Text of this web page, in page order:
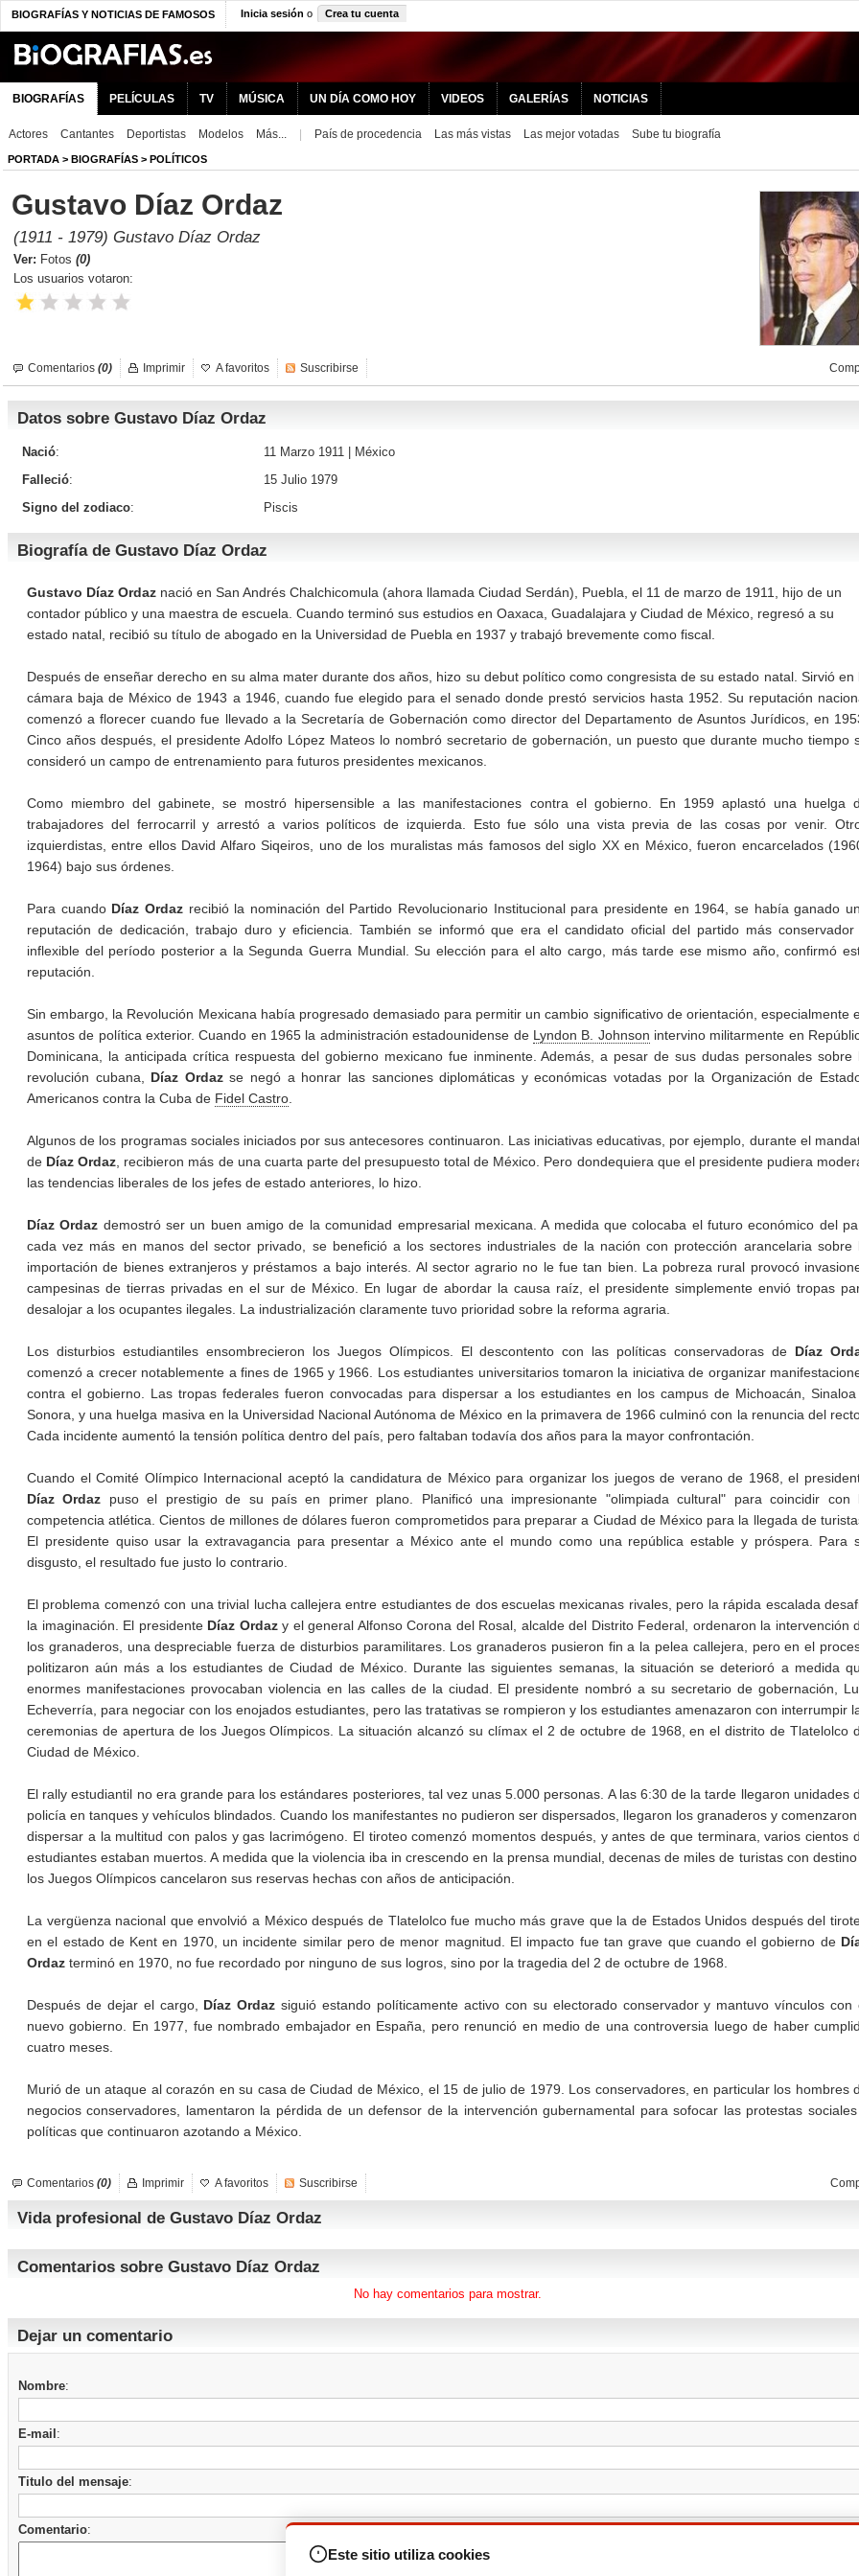
BIOGRAFÍAS Y NOTICIAS DE FAMOSOS Inicia sesión o Crea tu cuenta
BIOGRAFÍAS PELÍCULAS TV MÚSICA UN DÍA COMO HOY VIDEOS GALERÍAS NOTICIAS
Actores Cantantes Deportistas Modelos Más... País de procedencia Las más vistas Las mejor votadas Sube tu biografía
PORTADA > BIOGRAFÍAS > POLÍTICOS
Gustavo Díaz Ordaz
(1911 - 1979) Gustavo Díaz Ordaz
Ver: Fotos (0)
Los usuarios votaron:
Comentarios (0) Imprimir A favoritos Suscribirse
Datos sobre Gustavo Díaz Ordaz
Nació: 11 Marzo 1911 |
México
Falleció:
15 Julio 1979
Signo del zodiaco: Piscis
Biografía de Gustavo Díaz Ordaz
Gustavo Díaz Ordaz nació en San Andrés Chalchicomula (ahora llamada Ciudad Serdán), Puebla, el 11 de marzo de 1911, hijo de un
contador público y una maestra de escuela. Cuando terminó sus estudios en Oaxaca, Guadalajara y Ciudad de México, regresó a su
estado natal, recibió su título de abogado en la Universidad de Puebla en 1937 y trabajó brevemente como fiscal.
Después de enseñar derecho en su alma mater durante dos años, hizo su debut político como congresista de su estado natal. Sirvió en
cámara baja de México de 1943 a 1946, cuando fue elegido para el senado donde prestó servicios hasta 1952. Su reputación
comenzó a florecer cuando fue llevado a la Secretaría de Gobernación como director del Departamento de Asuntos Jurídicos, en
Cinco años después, el presidente Adolfo López Mateos lo nombró secretario de gobernación, un puesto que durante mucho tiempo
consideró un campo de entrenamiento para futuros presidentes mexicanos.
Como miembro del gabinete, se mostró hipersensible a las manifestaciones contra el gobierno. En 1959 aplastó una huelga
trabajadores del ferrocarril y arrestó a varios políticos de izquierda. Esto fue sólo una vista previa de las cosas por venir.
izquierdistas, entre ellos David Alfaro Siqeiros, uno de los muralistas más famosos del siglo XX en México, fueron encarcelados
1964) bajo sus órdenes.
Para cuando Díaz Ordaz recibió la nominación del Partido Revolucionario Institucional para presidente en 1964, se había ganado
reputación de dedicación, trabajo duro y eficiencia. También se informó que era el candidato oficial del partido más conservador
inflexible del período posterior a la Segunda Guerra Mundial. Su elección para el alto cargo, más tarde ese mismo año, confirmó
reputación.
Sin embargo, la Revolución Mexicana había progresado demasiado para permitir un cambio significativo de orientación, especialmente
asuntos de política exterior. Cuando en 1965 la administración estadounidense de Lyndon B. Johnson intervino militarmente en
Dominicana, la anticipada crítica respuesta del gobierno mexicano fue inminente. Además, a pesar de sus dudas personales sobre
revolución cubana, Díaz Ordazse negó a honrar las sanciones diplomáticas y económicas votadas por la Organización de
Americanos contra la Cuba de Fidel Castro
Algunos de los programas sociales iniciados por sus antecesores continuaron. Las iniciativas educativas, por ejemplo, durante el
de Díaz Ordaz , recibieron más de una cuarta parte del presupuesto total de México. Pero dondequiera que el presidente pudiera
las tendencias liberales de los jefes de estado anteriores, lo hizo.
Díaz Ordaz demostró ser un buen amigo de la comunidad empresarial mexicana. A medida que colocaba el futuro económico del
cada vez más en manos del sector privado, se benefició a los sectores industriales de la nación con protección arancelaria sobre
importación de bienes extranjeros y préstamos a bajo interés. Al sector agrario no le fue tan bien. La pobreza rural provocó
campesinas de tierras privadas en el sur de México. En lugar de abordar la causa raíz, el presidente simplemente envió tropas
desalojar a los ocupantes ilegales. La industrialización claramente tuvo prioridad sobre la reforma agraria.
Los disturbios estudiantiles ensombrecieron los Juegos Olímpicos. El descontento con las políticas conservadoras de Díaz
comenzó a crecer notablemente a fines de 1965 y 1966. Los estudiantes universitarios tomaron la iniciativa de organizar
contra el gobierno. Las tropas federales fueron convocadas para dispersar a los estudiantes en los campus de Michoacán,
Sonora, y una huelga masiva en la Universidad Nacional Autónoma de México en la primavera de 1966 culminó con la renuncia del
Cada incidente aumentó la tensión política dentro del país, pero faltaban todavía dos años para la mayor confrontación.
Cuando el Comité Olímpico Internacional aceptó la candidatura de México para organizar los juegos de verano de 1968, el
Díaz Ordaz puso el prestigio de su país en primer plano. Planificó una impresionante "olimpiada cultural" para coincidir con
competencia atlética. Cientos de millones de dólares fueron comprometidos para preparar a Ciudad de México para la llegada de
El presidente quiso usar la extravagancia para presentar a México ante el mundo como una república estable y próspera. Para
disgusto, el resultado fue justo lo contrario.
El problema comenzó con una trivial lucha callejera entre estudiantes de dos escuelas mexicanas rivales, pero la rápida escalada
la imaginación. El presidente Díaz Ordaz y el general Alfonso Corona del Rosal, alcalde del Distrito Federal, ordenaron la intervención
los granaderos, una despreciable fuerza de disturbios paramilitares. Los granaderos pusieron fin a la pelea callejera, pero en el
politizaron aún más a los estudiantes de Ciudad de México. Durante las siguientes semanas, la situación se deterioró a medida
enormes manifestaciones provocaban violencia en las calles de la ciudad. El presidente nombró a su secretario de gobernación,
Echeverría, para negociar con los enojados estudiantes, pero las tratativas se rompieron y los estudiantes amenazaron con interrumpir
ceremonias de apertura de los Juegos Olímpicos. La situación alcanzó su clímax el 2 de octubre de 1968, en el distrito de Tlatelolco
Ciudad de México.
El rally estudiantil no era grande para los estándares posteriores, tal vez unas 5.000 personas. A las 6:30 de la tarde llegaron unidades
policía en tanques y vehículos blindados. Cuando los manifestantes no pudieron ser dispersados, llegaron los granaderos y comenzaron
dispersar a la multitud con palos y gas lacrimógeno. El tiroteo comenzó momentos después, y antes de que terminara, varios cientos
estudiantes estaban muertos. A medida que la violencia iba in crescendo en la prensa mundial, decenas de miles de turistas con destino
los Juegos Olímpicos cancelaron sus reservas hechas con años de anticipación.
La vergüenza nacional que envolvió a México después de Tlatelolco fue mucho más grave que la de Estados Unidos después del
en el estado de Kent en 1970, un incidente similar pero de menor magnitud. El impacto fue tan grave que cuando el gobierno de
Ordaz terminó en 1970, no fue recordado por ninguno de sus logros, sino por la tragedia del 2 de octubre de 1968.
Después de dejar el cargo, Díaz Ordaz siguió estando políticamente activo con su electorado conservador y mantuvo vínculos con
nuevo gobierno. En 1977, fue nombrado embajador en España, pero renunció en medio de una controversia luego de haber
cuatro meses.
Murió de un ataque al corazón en su casa de Ciudad de México, el 15 de julio de 1979. Los conservadores, en particular los hombres
negocios conservadores, lamentaron la pérdida de un defensor de la intervención gubernamental para sofocar las protestas
políticas que continuaron azotando a México.
Comentarios (0) Imprimir A favoritos Suscribirse
Vida profesional de Gustavo Díaz Ordaz
Comentarios sobre Gustavo Díaz Ordaz
No hay comentarios para mostrar.
Dejar un comentario
Nombre:
E-mail :
Titulo del mensaje:
Comentario:
Este sitio utiliza cookies